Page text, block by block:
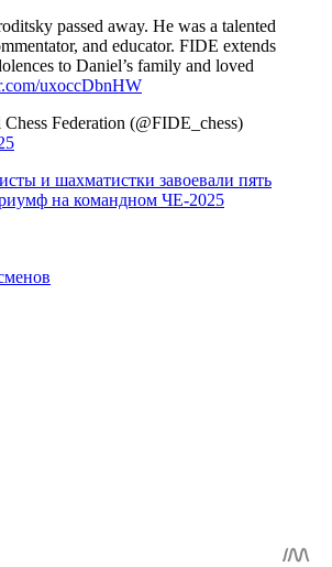
passed away. He was a talented
and educator. FIDE extends
to Daniel’s family and loved
uxoccDbnHW
Federation (@FIDE_chess)
и шахматистки завоевали пять
на командном ЧЕ-2025